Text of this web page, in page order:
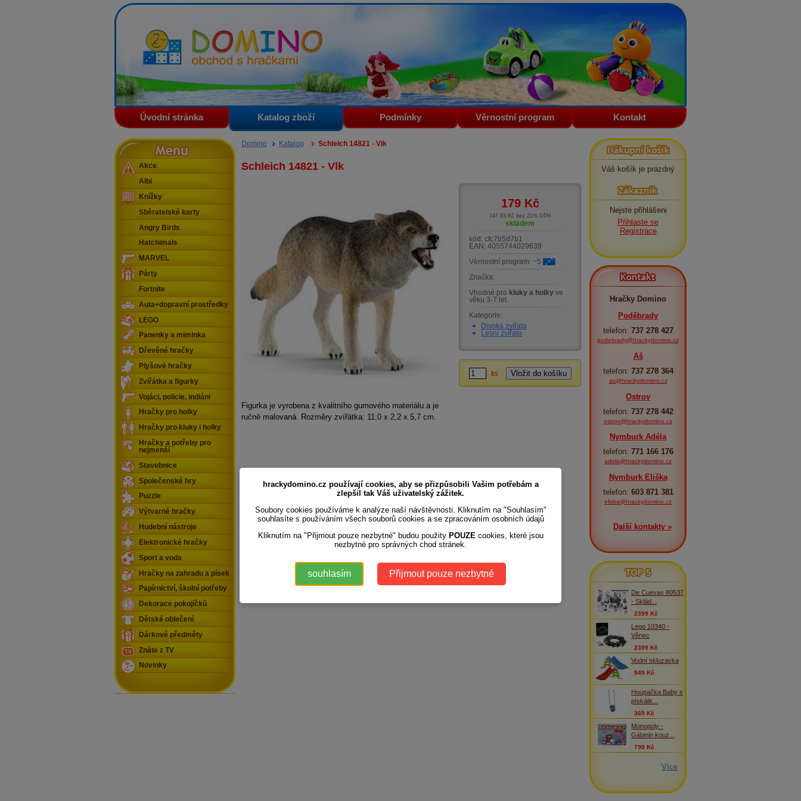
Domino - obchod s hračkami
Úvodní stránka Katalog zboží Podmínky Věrnostní program Kontakt
Domino Katalog Schleich 14821 - Vlk
Schleich 14821 - Vlk
Figurka je vyrobena z kvalitního gumového materiálu a je
ručně malovaná. Rozměry zvířátka: 11,0 x 2,2 x 5,7 cm.
179 Kč
147,93 Kč bez 21% DPH
skladem
kód: cfc7b5d7b1
EAN: 4055744029639
Věrnostní program: ~5
Značka:
Vhodné pro kluky a holky ve
věku 3-7 let.
Kategorie:
Divoká zvířata
Lesní zvířata
ks
Menu
Akce
Albi
Knížky
Sběratelské karty
Angry Birds
Hatchimals
MARVEL
Párty
Fortnite
Auta+dopravní prostředky
LEGO
Panenky a miminka
Dřevěné hračky
Plyšové hračky
Zvířátka a figurky
Vojáci, policie, indiáni
Hračky pro holky
Hračky pro kluky i holky
Hračky a potřeby pro
nejmenší
Stavebnice
Společenské hry
Puzzle
Výtvarné hračky
Hudební nástroje
Elektronické hračky
Sport a voda
Hračky na zahradu a písek
Papírnictví, školní potřeby
Dekorace pokojíčků
Dětské oblečení
Dárkové předměty
Znáte z TV
Novinky
Nákupní košík
Váš košík je prázdný
Zákazník
Nejste přihlášeni
Přihlaste se
Registrace
Kontakt
Hračky Domino
Poděbrady
telefon: 737 278 427
podebrady@hrackydomino.cz
Aš
telefon: 737 278 364
as@hrackydomino.cz
Ostrov
telefon: 737 278 442
ostrov@hrackydomino.cz
Nymburk Adéla
telefon: 771 166 176
adela@hrackydomino.cz
Nymburk Eliška
telefon: 603 871 381
eliska@hrackydomino.cz
Další kontakty »
TOP 5
De Cuevas 80537
- Sklád...
2399 Kč
Lego 10340 -
Věnec
2399 Kč
Vodní skluzavka
949 Kč
Houpačka Baby s
pískátk...
369 Kč
Monopoly -
Gábinin kouz...
799 Kč
Více
hrackydomino.cz používají cookies, aby se přizpůsobili Vašim potřebám a
zlepšil tak Váš uživatelský zážitek.
Soubory cookies používáme k analýze naší návštěvnosti. Kliknutím na "Souhlasím"
souhlasíte s používáním všech souborů cookies a se zpracováním osobních údajů
Kliknutím na "Přijmout pouze nezbytné" budou použity POUZE cookies, které jsou
nezbytné pro správných chod stránek.
souhlasím Přijmout pouze nezbytné